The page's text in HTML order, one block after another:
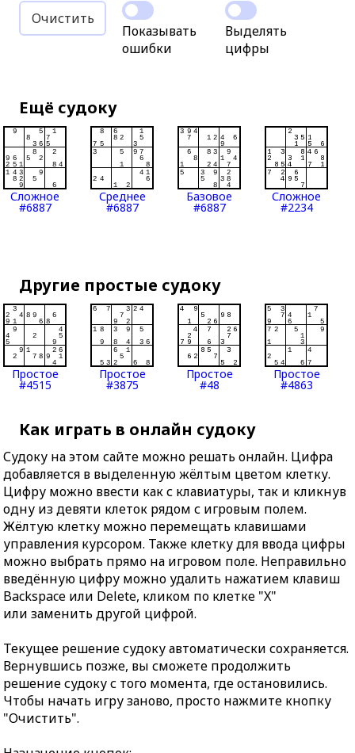
Очистить
Показывать
ошибки
Выделять
цифры
Ещё судоку
Сложное
#6887
Среднее
#6887
Базовое
#6887
Сложное
#2234
Другие простые судоку
Простое
#4515
Простое
#3875
Простое
#48
Простое
#4863
Как играть в онлайн судоку
Судоку на этом сайте можно решать онлайн. Цифра
добавляется в выделенную жёлтым цветом клетку.
Цифру можно ввести как с клавиатуры, так и кликнув
одну из девяти клеток рядом с игровым полем.
Жёлтую клетку можно перемещать клавишами
управления курсором. Также клетку для ввода цифры
можно выбрать прямо на игровом поле. Неправильно
введённую цифру можно удалить нажатием клавиш
Backspace или Delete, кликом по клетке "X"
или заменить другой цифрой.
Текущее решение судоку автоматически сохраняется.
Вернувшись позже, вы сможете продолжить
решение судоку с того момента, где остановились.
Чтобы начать игру заново, просто нажмите кнопку
"Очистить".